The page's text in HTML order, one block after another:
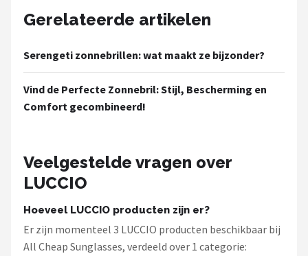
Gerelateerde artikelen
Serengeti zonnebrillen: wat maakt ze bijzonder?
Vind de Perfecte Zonnebril: Stijl, Bescherming en
Comfort gecombineerd!
Veelgestelde vragen over
LUCCIO
Hoeveel LUCCIO producten zijn er?
Er zijn momenteel 3 LUCCIO producten beschikbaar bij
All Cheap Sunglasses, verdeeld over 1 categorie: